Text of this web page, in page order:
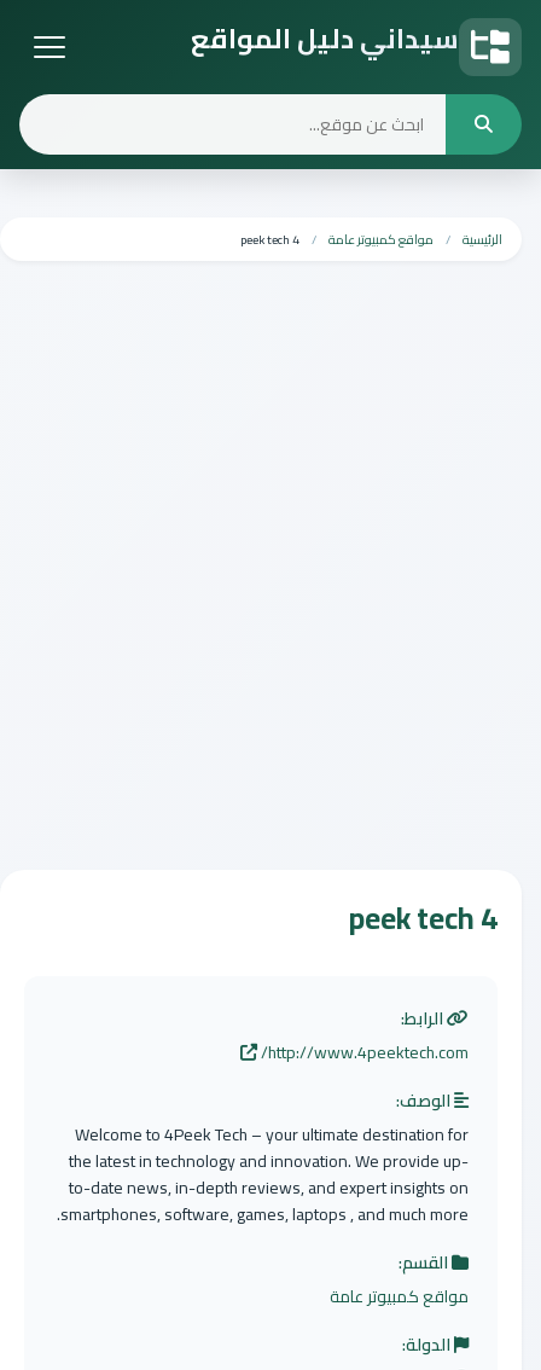
سيداني دليل المواقع
الرئيسية مواقع كمبيوتر عامة 4 peek tech
4 peek tech
الرابط:
http://www.4peektech.com/
الوصف:
Welcome to 4Peek Tech – your ultimate destination for
the latest in technology and innovation. We provide up-
to-date news, in-depth reviews, and expert insights on
smartphones, software, games, laptops , and much more.
القسم:
مواقع كمبيوتر عامة
الدولة: